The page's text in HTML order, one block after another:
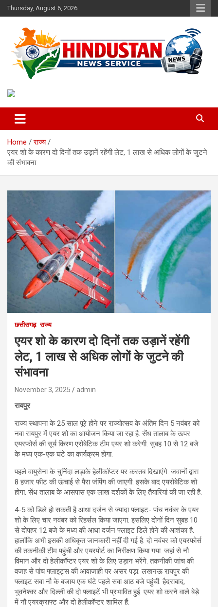
Skip
to
Thursday, August 6, 2026
Hindustan News Service
Home
राज्य
एयर शो के कारण दो दिनों तक उड़ानें रहेंगी लेट, 1 लाख से अधिक लोगों के जुटने
की संभावना
छत्तीसगढ़ राज्य
एयर शो के कारण दो दिनों तक उड़ानें रहेंगी
लेट, 1 लाख से अधिक लोगों के जुटने की
संभावना
November 3, 2025 admin
रायपुर
राज्य स्थापना के 25 साल पूरे होने पर राज्योत्सव के अंतिम दिन 5 नवंबर को
नवा रायपुर में एयर शो का आयोजन किया जा रहा है. सेंध तालाब के ऊपर
एयरफोर्स की सूर्य किरण एरोबेटिक टीम एयर शो करेगी. सुबह 10 से 12 बजे
के मध्य एक-एक घंटे का कार्यक्रम होगा.
पहले वायुसेना के चुनिंदा लड़ाके हेलीकॉप्टर पर करतब दिखाएंगे. जवानों द्वारा
8 हजार फीट की ऊंचाई से पैरा जंपिंग की जाएगी. इसके बाद एयरोबेटिक शो
होगा. सेंध तालाब के आसपास एक लाख दर्शकों के लिए तैयारियां की जा रही है.
4-5 को डिले हो सकती है आधा दर्जन से ज्यादा फ्लाइट- पांच नवंबर के एयर
शो के लिए चार नवंबर को रिहर्सल किया जाएगा. इसलिए दोनों दिन सुबह 10
से दोपहर 12 बजे के मध्य की आधा दर्जन फ्लाइट डिले होने की आशंका है.
हालांकि अभी इसकी अधिकृत जानकारी नहीं दी गई है. दो नवंबर को एयरफोर्स
की तकनीकी टीम पहुंची और एयरपोर्ट का निरीक्षण किया गया. जहां से नौ
विमान और दो हेलीकॉप्टर एयर शो के लिए उड़ान भरेंगे. तकनीकी जांच की
वजह से पांच फ्लाइट्स की आवाजाही पर असर पड़ा. लखनऊ रायपुर की
फ्लाइट सवा नौ के बजाय एक घंटे पहले सवा आठ बजे पहुंची. हैदराबाद,
भुवनेश्वर और दिल्ली की दो फ्लाइटें भी प्रभावित हुई. एयर शो करने वाले बेड़े
में नौ एयरक्राफ्ट और दो हेलीकॉप्टर शामिल हैं.